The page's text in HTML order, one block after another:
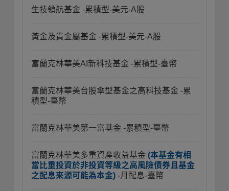
生技領航基金 -累積型-美元-A股
黃金及貴金屬基金 -累積型-美元-A股
富蘭克林華美AI新科技基金 -累積型-臺幣
富蘭克林華美台股傘型基金之高科技基金 -累
積型-臺幣
富蘭克林華美第一富基金 -累積型-臺幣
富蘭克林華美多重資產收益基金 (本基金有相
當比重投資於非投資等級之高風險債券且基金
之配息來源可能為本金) -月配息-臺幣